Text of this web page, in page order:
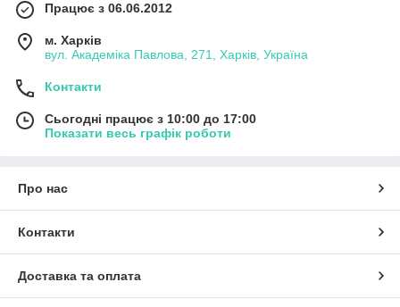
Працює з 06.06.2012
м. Харків
вул. Академіка Павлова, 271, Харків, Україна
Контакти
Сьогодні працює з 10:00 до 17:00
Показати весь графік роботи
Про нас
Контакти
Доставка та оплата